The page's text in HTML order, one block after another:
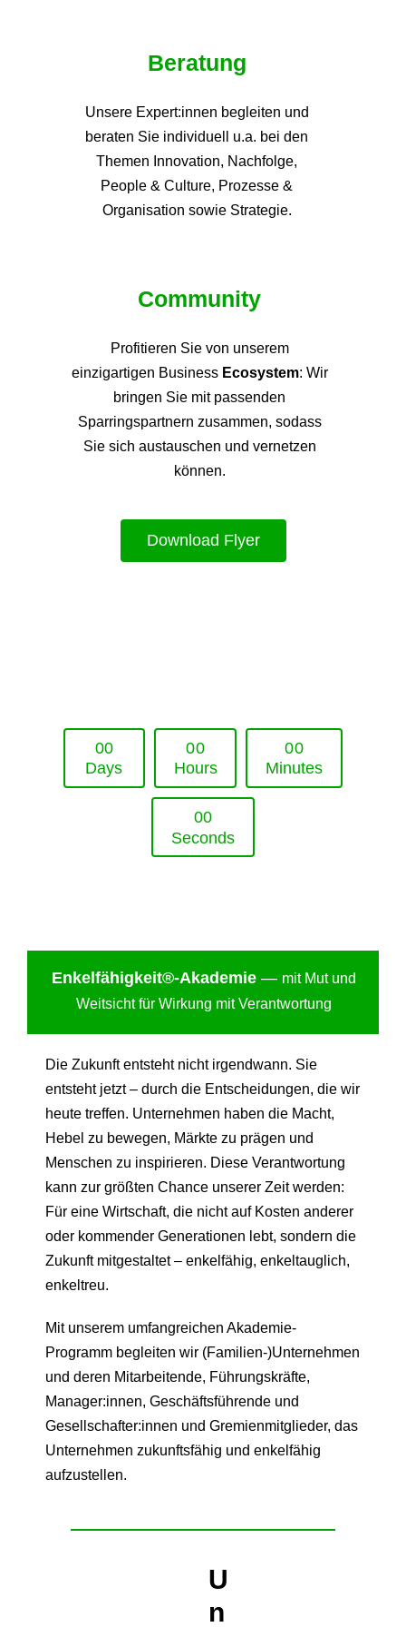
Beratung
Unsere Expert:innen begleiten und
beraten Sie individuell u.a. bei den
Themen Innovation, Nachfolge,
People & Culture, Prozesse &
Organisation sowie Strategie.
Community
Profitieren Sie von unserem
einzigartigen Business Ecosystem: Wir
bringen Sie mit passenden
Sparringspartnern zusammen, sodass
Sie sich austauschen und vernetzen
können.
Download Flyer
00
Days
00
Hours
00
Minutes
00
Seconds
Enkelfähigkeit®-Akademie — mit Mut und
Weitsicht für Wirkung mit Verantwortung
Die Zukunft entsteht nicht irgendwann. Sie
entsteht jetzt – durch die Entscheidungen, die wir
heute treffen. Unternehmen haben die Macht,
Hebel zu bewegen, Märkte zu prägen und
Menschen zu inspirieren. Diese Verantwortung
kann zur größten Chance unserer Zeit werden:
Für eine Wirtschaft, die nicht auf Kosten anderer
oder kommender Generationen lebt, sondern die
Zukunft mitgestaltet – enkelfähig, enkeltauglich,
enkeltreu.
Mit unserem umfangreichen Akademie-
Programm begleiten wir (Familien-)Unternehmen
und deren Mitarbeitende, Führungskräfte,
Manager:innen, Geschäftsführende und
Gesellschafter:innen und Gremienmitglieder, das
Unternehmen zukunftsfähig und enkelfähig
aufzustellen.
U
n